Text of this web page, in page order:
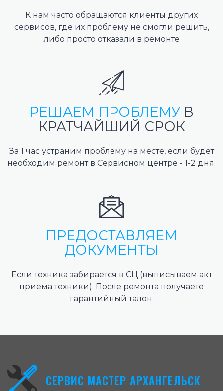
К нам часто обращаются клиенты других
сервисов, где их проблему не смогли решить,
либо просто отказали в ремонте
РЕШАЕМ ПРОБЛЕМУ В
КРАТЧАЙШИЙ СРОК
За 1 час устраним проблему на месте, если будет
необходим ремонт в Сервисном центре - 1-2 дня.
ПРЕДОСТАВЛЯЕМ
ДОКУМЕНТЫ
Если техника забирается в СЦ (выписываем акт
приема техники). После ремонта получаете
гарантийный талон.
СЕРВИС МАСТЕР АРХАНГЕЛЬСК